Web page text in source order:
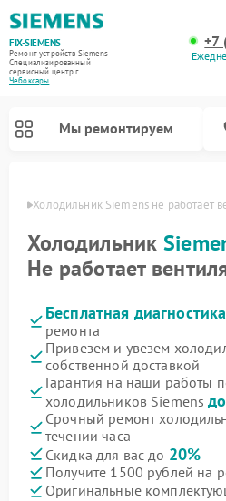
FIX-SIEMENS
Ремонт устройств Siemens
Специализированный
cервисный центр г.
Чебоксары
+7
Мы ремонтируем
Холодильник Siemens не работает
Холодильник
Не работает
Бесплатная диагностика
ремонта
Привезем и увезем
собственной доставкой
Гарантия на наши работы
холодильников Siemens
Срочный ремонт
течении часа
Скидка для вас до 20%
Получите 1500 рублей на
Оригинальные